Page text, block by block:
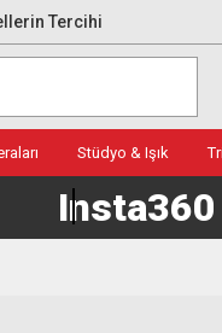
Tercihi
Stüdyo & Işık
Insta360